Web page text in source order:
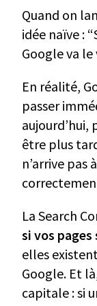
Quand on
idée naïve :
Google va le
En réalité,
passer
aujourd’hui,
être plus
n’arrive pas
La Search
si vos
elles
Google. Et
capitale : si